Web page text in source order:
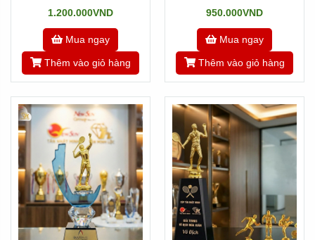
1.200.000VND
Mua ngay
Thêm vào giỏ hàng
950.000VND
Mua ngay
Thêm vào giỏ hàng